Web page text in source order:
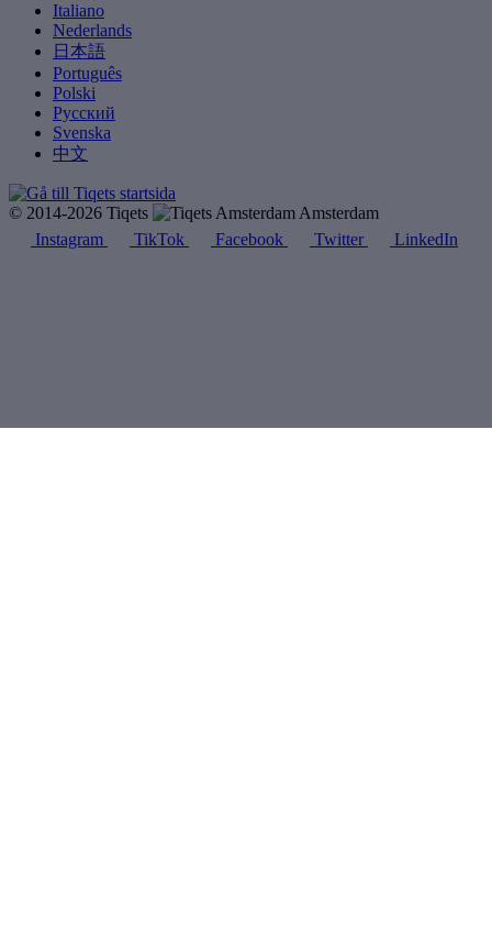
Italiano
Nederlands
日本語
Português
Polski
Русский
Svenska
中文
© 2014-2026 Tiqets
Amsterdam
Instagram
TikTok Facebook Twitter LinkedIn